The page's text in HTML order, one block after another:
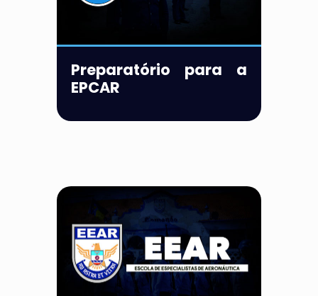
Preparatório para a
EPCAR